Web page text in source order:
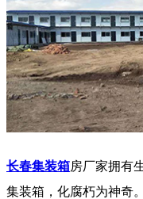
长春集装箱房厂家拥有
集装箱，化腐朽为神奇